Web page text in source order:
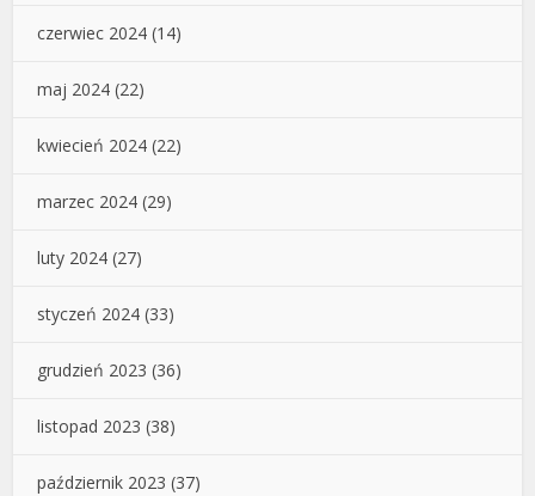
czerwiec 2024 (14)
maj 2024 (22)
kwiecień 2024 (22)
marzec 2024 (29)
luty 2024 (27)
styczeń 2024 (33)
grudzień 2023 (36)
listopad 2023 (38)
październik 2023 (37)